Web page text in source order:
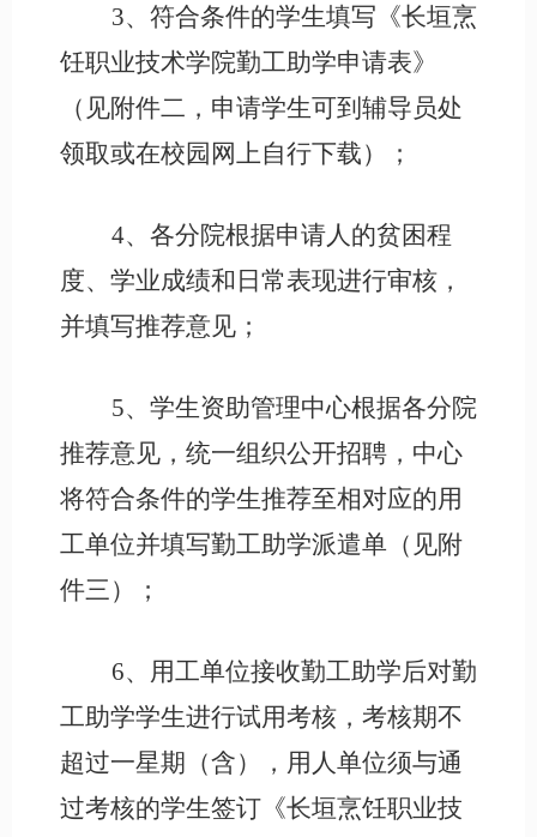
3、符合条件的学生填写《长垣烹
饪职业技术学院勤工助学申请表》
（见附件二，申请学生可到辅导员处
领取或在校园网上自行下载）；
4、各分院根据申请人的贫困程
度、学业成绩和日常表现进行审核，
并填写推荐意见；
5、学生资助管理中心根据各分院
推荐意见，统一组织公开招聘，中心
将符合条件的学生推荐至相对应的用
工单位并填写勤工助学派遣单（见附
件三）；
6、用工单位接收勤工助学后对勤
工助学学生进行试用考核，考核期不
超过一星期（含），用人单位须与通
过考核的学生签订《长垣烹饪职业技